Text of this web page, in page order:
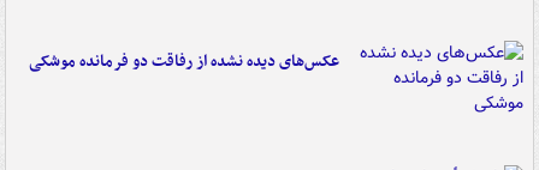
عکس‌های دیده نشده از رفاقت دو فرمانده‌ موشکی